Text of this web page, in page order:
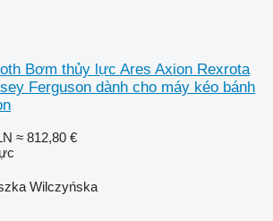
Bơm thủy lực Ares Axion Rexrota
Ferguson dành cho máy kéo bánh
≈ 812,80 €
Wilczyńska